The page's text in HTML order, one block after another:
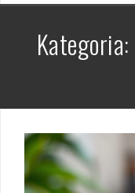
Kategoria: